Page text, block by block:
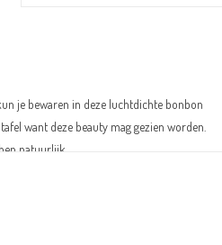
je bewaren in deze luchtdichte bonbon
want deze beauty mag gezien worden.
natuurlijk.